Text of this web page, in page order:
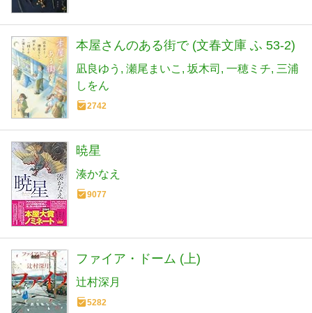
本屋さんのある街で (文春文庫 ふ 53-2)
凪良ゆう 瀬尾まいこ 坂木司 一穂ミチ 三浦
しをん
2742
暁星
湊かなえ
9077
ファイア・ドーム (上)
辻村深月
5282